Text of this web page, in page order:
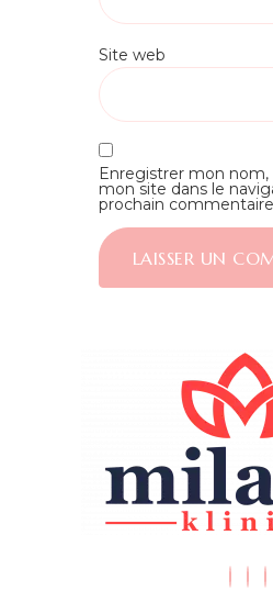
Site web
Enregistrer mon
mon site dans le
prochain